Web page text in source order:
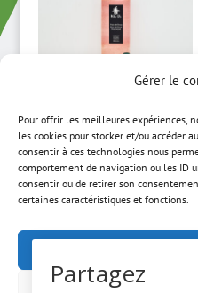
Gérer le
Pour offrir les meilleures expériences,
les cookies pour stocker et/ou accéder
consentir à ces technologies nous
comportement de navigation ou les ID
consentir ou de retirer son
certaines caractéristiques et fonctions.
Encens Bois de
rose
Partagez